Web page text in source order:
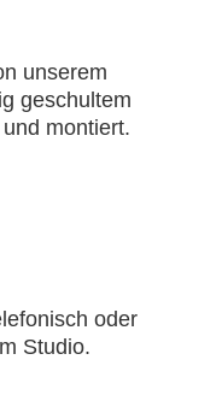
unserem
geschultem
montiert.
oder
Studio.